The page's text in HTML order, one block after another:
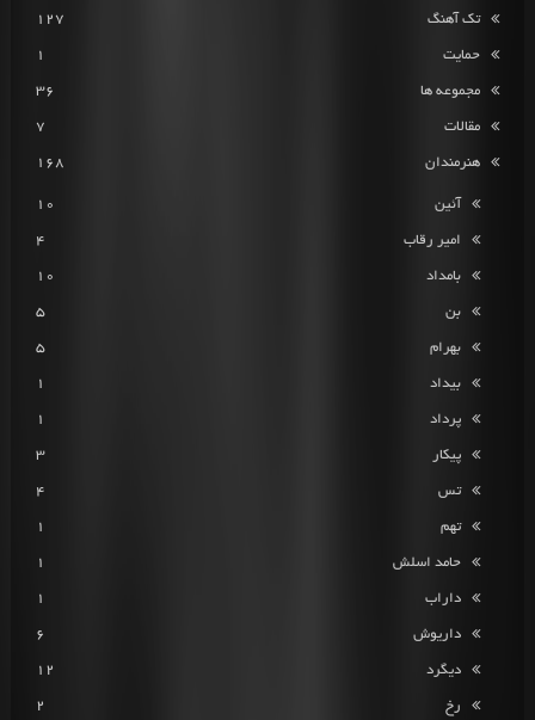
تک آهنگ 127
حمایت 1
مجموعه ها 36
مقالات 7
هنرمندان 168
آئین 10
امیر رقاب 4
بامداد 10
بن 5
بهرام 5
بیداد 1
پرداد 1
پیکار 3
تس 4
تهم 1
حامد اسلش 1
داراب 1
داریوش 6
دیگرد 12
رخ 2